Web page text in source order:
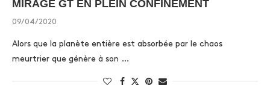
MIRAGE GT EN PLEIN CONFINEMENT
09/04/2020
Alors que la planète entière est absorbée par le chaos
meurtrier que génère à son …